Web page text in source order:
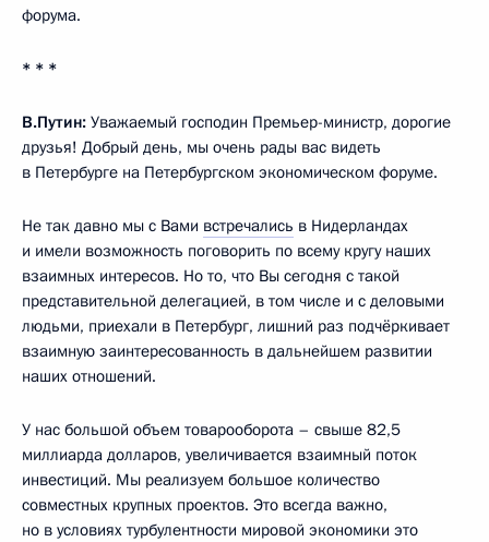
форума.
* * *
В.Путин: Уважаемый господин Премьер-министр, дорогие
друзья! Добрый день, мы очень рады вас видеть
в Петербурге на Петербургском экономическом форуме.
Не так давно мы с Вами встречались в Нидерландах
и имели возможность поговорить по всему кругу наших
взаимных интересов. Но то, что Вы сегодня с такой
представительной делегацией, в том числе и с деловыми
людьми, приехали в Петербург, лишний раз подчёркивает
взаимную заинтересованность в дальнейшем развитии
наших отношений.
У нас большой объем товарооборота – свыше 82,5
миллиарда долларов, увеличивается взаимный поток
инвестиций. Мы реализуем большое количество
совместных крупных проектов. Это всегда важно,
но в условиях турбулентности мировой экономики это